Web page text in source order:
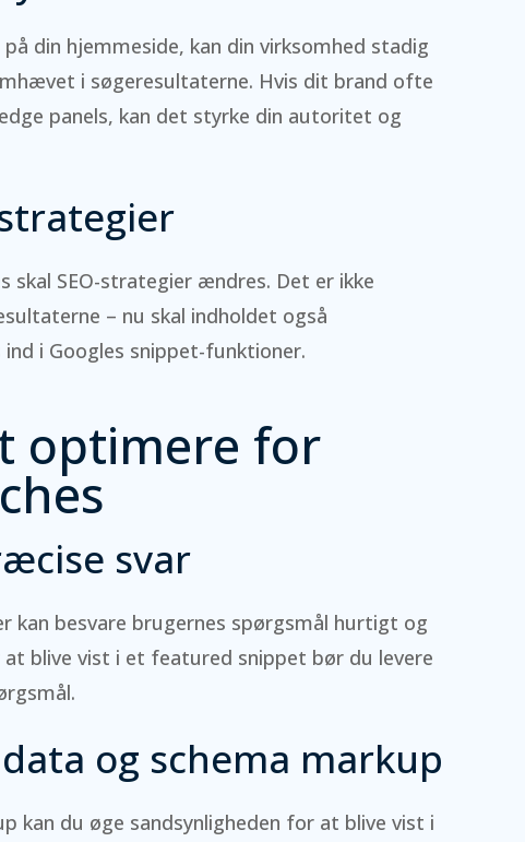
din hjemmeside, kan din virksomhed stadig
i søgeresultaterne. Hvis dit brand ofte
panels, kan det styrke din autoritet og
skal SEO-strategier ændres. Det er ikke
– nu skal indholdet også
i Googles snippet-funktioner.
optimere for
svar
kan besvare brugernes spørgsmål hurtigt og
blive vist i et featured snippet bør du levere
og schema markup
kan du øge sandsynligheden for at blive vist i